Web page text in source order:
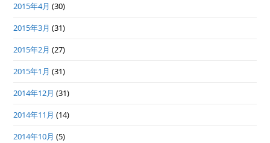
2015年4月 (30)
2015年3月 (31)
2015年2月 (27)
2015年1月 (31)
2014年12月 (31)
2014年11月 (14)
2014年10月 (5)